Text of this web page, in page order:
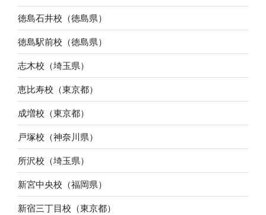
徳島石井校（徳島県）
徳島駅前校（徳島県）
志木校（埼玉県）
恵比寿校（東京都）
成増校（東京都）
戸塚校（神奈川県）
所沢校（埼玉県）
新宮中央校（福岡県）
新宿三丁目校（東京都）